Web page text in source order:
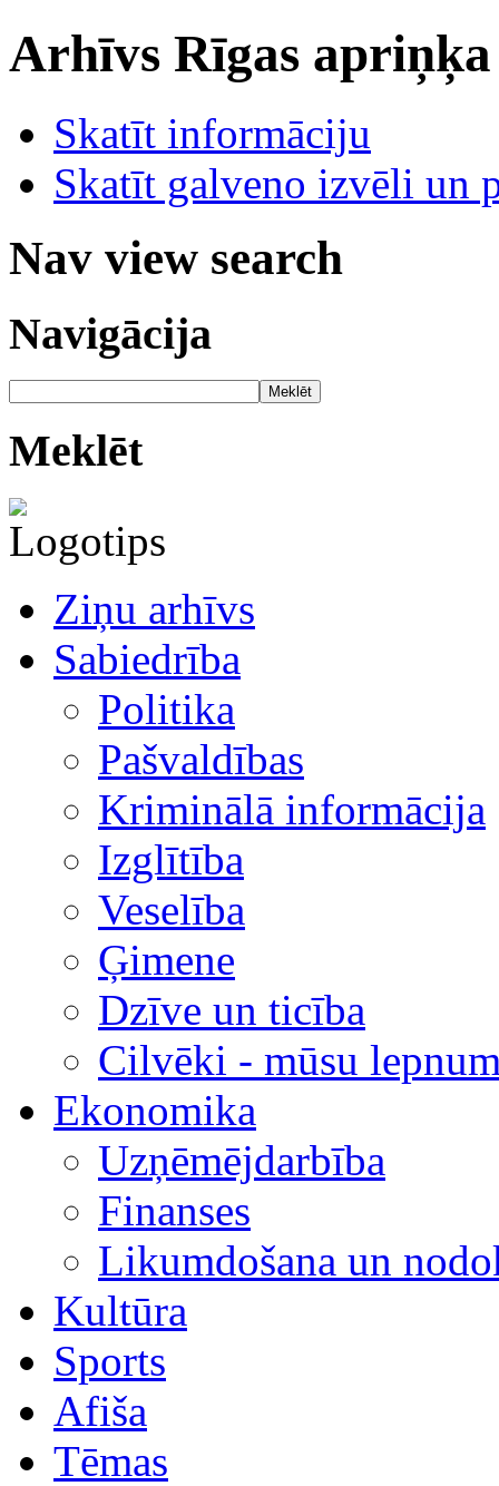
Arhīvs Rīgas
Skatīt informāciju
Skatīt galveno izvēli un
Nav view search
Navigācija
Meklēt
Meklēt
Ziņu arhīvs
Sabiedrība
Politika
Pašvaldības
Kriminālā informācija
Izglītība
Veselība
Ģimene
Dzīve un ticība
Cilvēki - mūsu
Ekonomika
Uzņēmējdarbība
Finanses
Likumdošana un
Kultūra
Sports
Afiša
Tēmas